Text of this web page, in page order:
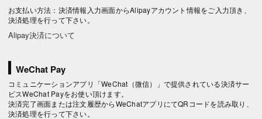
お支払い方法：決済情報入力画面からAlipayアカウント情報をご入力頂き、
決済処理を行って下さい。
Alipay決済について
WeChat Pay
コミュニケーションアプリ「WeChat（微信）」で提供されている決済サー
ビスWeChat Payをお使い頂けます。
決済完了画面または注文履歴からWeChatアプリにてQRコードを読み取り、
決済処理を行って下さい。